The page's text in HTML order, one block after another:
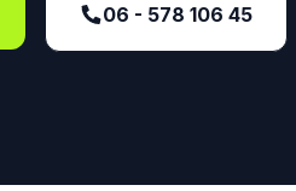
06 - 578 106 45‬